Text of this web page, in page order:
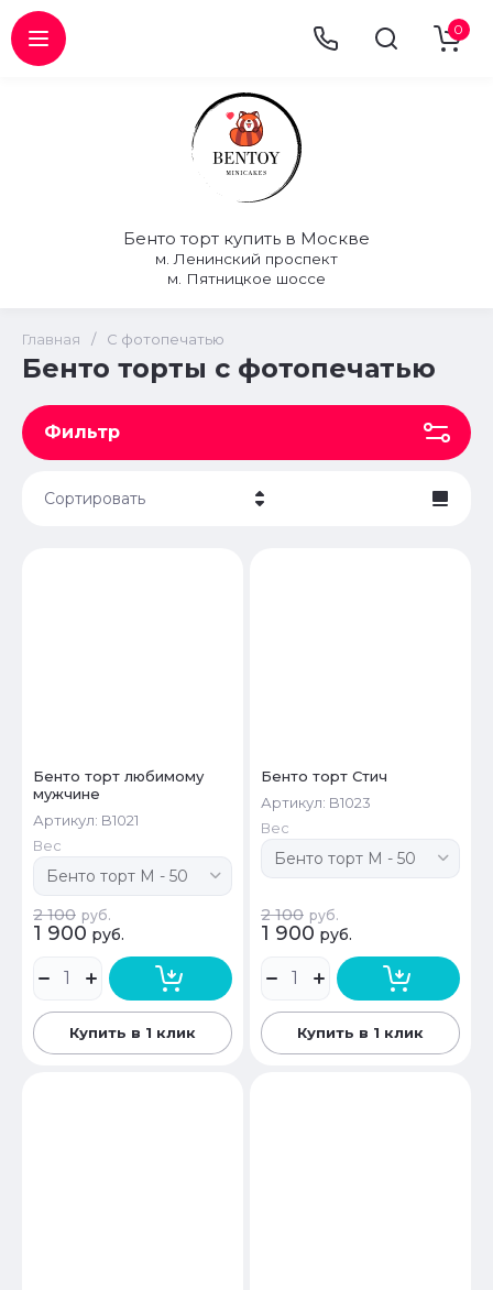
Бенто торт купить в Москве
м. Ленинский проспект
м. Пятницкое шоссе
0
Главная / С фотопечатью
Бенто торты с фотопечатью
Фильтр
Сортировать
Бенто торт любимому
мужчине
Артикул: B1021
Вес
2 100 руб.
1 900 руб.
Купить в 1 клик
Бенто торт Стич
Артикул: B1023
Вес
2 100 руб.
1 900 руб.
Купить в 1 клик